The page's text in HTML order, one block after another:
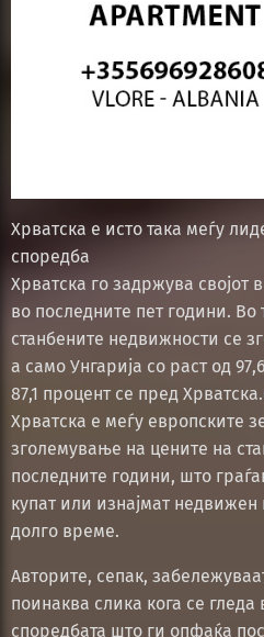
Хрватска е исто така меѓу
споредба
Хрватска го задржува својот
во последните пет години. Во
станбените недвижности се
а само Унгарија со раст од
87,1 процент се пред
Хрватска е меѓу европските
зголемување на цените на
последните години, што
купат или изнајмат недвижен
долго време.
Авторите, сепак,
поинаква слика кога се
споредбата што ги опфаќа